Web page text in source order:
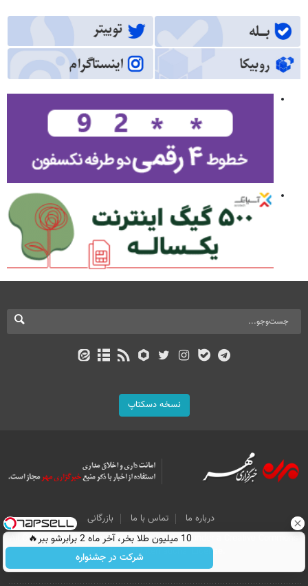
نسخه دسکتاپ
درباره ما تماس با ما
بازرگانی
All Content by Mehr News Agency is licensed under a Creative Commons
Attribution 4.0 International License.
10 میلیون طلا بخر، آخر ماه 2 برابرشو ببر🔥
شرکت در جشنواره